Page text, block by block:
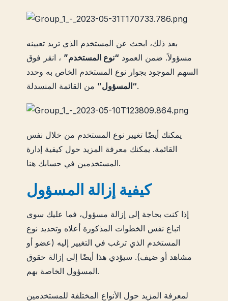
بعد ذلك، ابحث عن المستخدم الذي تريد تعيينه
مسؤولاً. ضمن العمود “نوع المستخدم” ، انقر فوق
السهم الموجود بجوار نوع المستخدم الخاص به وحدد
“المسؤول”من القائمة المنسدلة.
يمكنك أيضًا تغيير نوع المستخدم من خلال نفس
القائمة. يمكنك معرفة المزيد حول كيفية إدارة
المستخدمين في حسابك هنا.
كيفية إزالة المسؤول
إذا كنت بحاجة إلى إزالة مسؤول، فما عليك سوى
اتباع نفس الخطوات المذكورة أعلاه وتحديد نوع
المستخدم الذي ترغب في التغيير إليه (عضو أو
مشاهد أو ضيف). سيؤدي هذا أيضًا إلى إزالة حقوق
المسؤول الخاصة بهم.
لمعرفة المزيد حول الأنواع المختلفة للمستخدمين